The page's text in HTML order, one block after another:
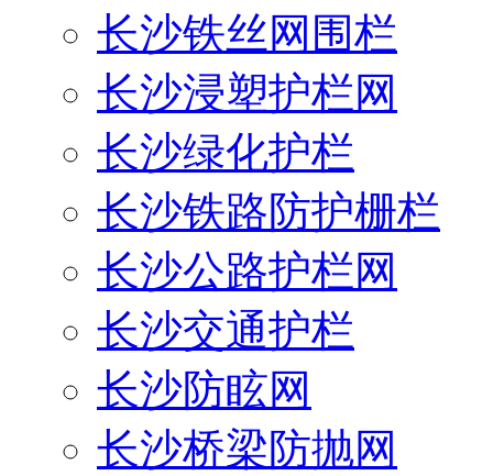
长沙铁丝网围栏
长沙浸塑护栏网
长沙绿化护栏
长沙铁路防护栅栏
长沙公路护栏网
长沙交通护栏
长沙防眩网
长沙桥梁防抛网